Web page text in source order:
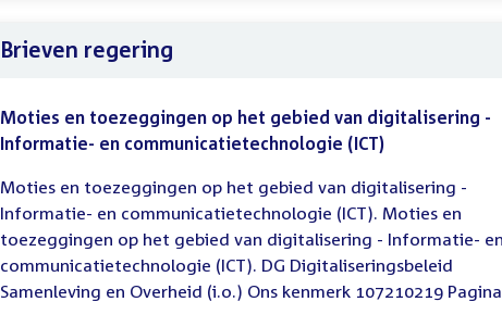
Brieven regering
Moties en toezeggingen op het gebied van digitalisering -
Informatie- en communicatietechnologie (ICT)
Moties en toezeggingen op het gebied van digitalisering -
Informatie- en communicatietechnologie (ICT). Moties en
toezeggingen op het gebied van digitalisering - Informatie- en
communicatietechnologie (ICT). DG Digitaliseringsbeleid
Samenleving en Overheid (i.o.) Ons kenmerk 107210219